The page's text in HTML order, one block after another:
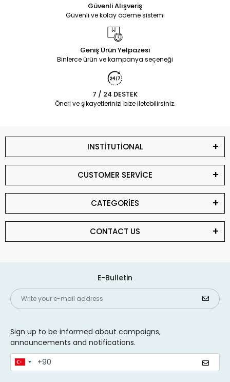
Güvenli Alışveriş
Güvenli ve kolay ödeme sistemi
Geniş Ürün Yelpazesi
Binlerce ürün ve kampanya seçeneği
7 / 24 DESTEK
Öneri ve şikayetlerinizi bize iletebilirsiniz.
INSTİTUTİONAL
CUSTOMER SERVİCE
CATEGORİES
CONTACT US
E-Bulletin
Sign up to be informed about campaigns,
announcements and notifications.